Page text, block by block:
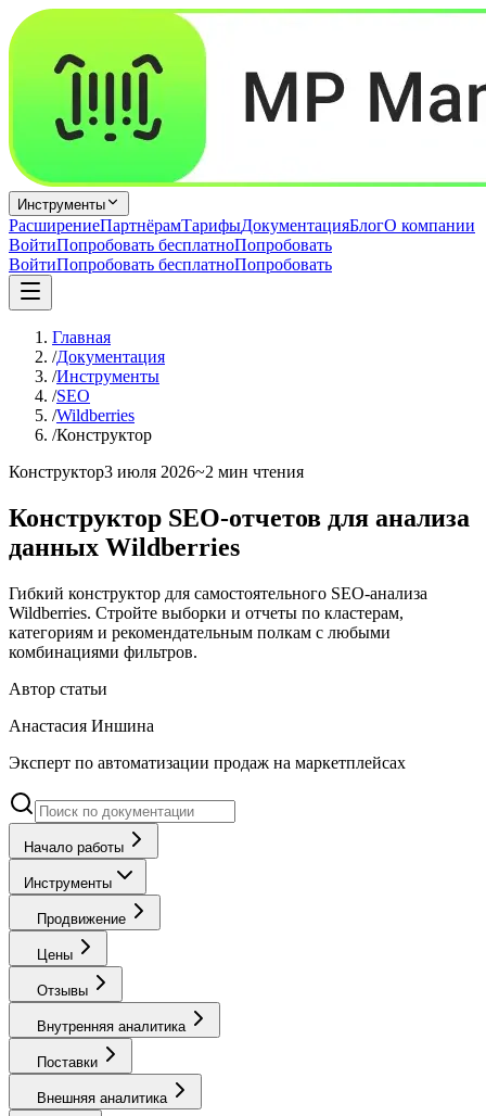
Инструменты
РасширениеПартнёрамТарифыДокументацияБлогО компании
ВойтиПопробовать бесплатноПопробовать
ВойтиПопробовать бесплатноПопробовать
Главная
/Документация
/Инструменты
/SEO
/Wildberries
/Конструктор
Конструктор3 июля 2026~2 мин чтения
Конструктор SEO-отчетов для анализа
данных Wildberries
Гибкий конструктор для самостоятельного SEO-анализа
Wildberries. Стройте выборки и отчеты по кластерам,
категориям и рекомендательным полкам с любыми
комбинациями фильтров.
Автор статьи
Анастасия Иншина
Эксперт по автоматизации продаж на маркетплейсах
Начало работы
Инструменты
Продвижение
Цены
Отзывы
Внутренняя аналитика
Поставки
Внешняя аналитика